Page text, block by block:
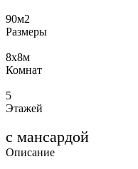
90м2
Размеры
8х8м
Комнат
5
Этажей
с мансардой
Описание